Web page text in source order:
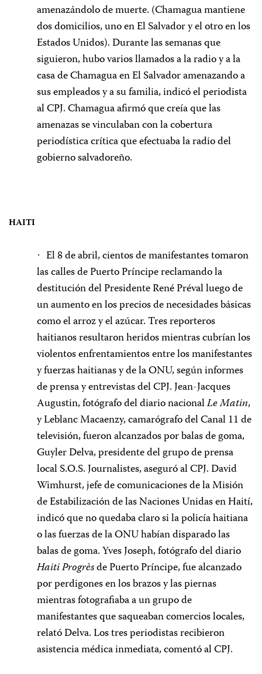
amenazándolo de muerte. (Chamagua mantiene
dos domicilios, uno en El Salvador y el otro en los
Estados Unidos). Durante las semanas que
siguieron, hubo varios llamados a la radio y a la
casa de Chamagua en El Salvador amenazando a
sus empleados y a su familia, indicó el periodista
al CPJ. Chamagua afirmó que creía que las
amenazas se vinculaban con la cobertura
periodística crítica que efectuaba la radio del
gobierno salvadoreño.
HAITI
· El 8 de abril, cientos de manifestantes tomaron
las calles de Puerto Príncipe reclamando la
destitución del Presidente René Préval luego de
un aumento en los precios de necesidades básicas
como el arroz y el azúcar. Tres reporteros
haitianos resultaron heridos mientras cubrían los
violentos enfrentamientos entre los manifestantes
y fuerzas haitianas y de la ONU, según informes
de prensa y entrevistas del CPJ. Jean-Jacques
Augustin, fotógrafo del diario nacionalLe Matin,
y Leblanc Macaenzy, camarógrafo del Canal 11 de
televisión, fueron alcanzados por balas de goma,
Guyler Delva, presidente del grupo de prensa
local S.O.S. Journalistes, aseguró al CPJ. David
Wimhurst, jefe de comunicaciones de la Misión
de Estabilización de las Naciones Unidas en Haití,
indicó que no quedaba claro si la policía haitiana
o las fuerzas de la ONU habían disparado las
balas de goma. Yves Joseph, fotógrafo del diario
Haiti Progrèsde Puerto Príncipe, fue alcanzado
por perdigones en los brazos y las piernas
mientras fotografiaba a un grupo de
manifestantes que saqueaban comercios locales,
relató Delva. Los tres periodistas recibieron
asistencia médica inmediata, comentó al CPJ.